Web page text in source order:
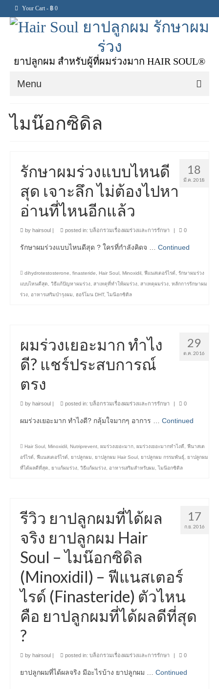
Your Cart - ฿ 0
ยาปลูกผม สำหรับผู้ที่ผมร่วงมาก HAIR SOUL®
Menu
เกี่ยวกับเรา
ข้อมูลสินค้า
รีวิวสินค้า
สมัครตัวแทน
บทความ
ติดต่อเรา-จุดจำหน่าย
ไทย
ไมน๊อกซิดิล
18
มี.ค. 2018
รักษาผมร่วงแบบไหนดี
สุด เจาะลึก ไม่ต้องไปหา
อ่านที่ไหนอีกแล้ว
by hairsoul | posted in: บล็อกรวมเรื่องผมร่วงและการรักษา | 0
รักษาผมร่วงแบบไหนดีสุด ? ใครที่กำลังคิดจ … Continued
dihydrotestosterone finasteride Hair Soul Minoxidil ฟีแนสเตอร์ไรด์
รักษาผมร่วง
แบบไหนดีสุด
วิธีแก้ปัญหาผมร่วง สาเหตุที่ทำให้ผมร่วง สาเหตุผมร่วง
หลักการรักษาผม
ร่วง
อาหารเสริมบำรุงผม ฮอร์โมน DHT,ไมน๊อกซิดิล
29
ต.ค. 2016
ผมร่วงเยอะมาก ทำไง
ดี? แชร์ประสบการณ์
ตรง
by hairsoul | posted in: บล็อกรวมเรื่องผมร่วงและการรักษา | 0
ผมร่วงเยอะมาก ทำไงดี? กลุ้มใจมากๆ อาการ … Continued
Hair Soul Minoxidil Nutriprevent ผมร่วงเยอะมาก ผมร่วงเยอะมากทำไงดี
ฟีนาสเต
อร์ไรด์
ฟีแนสเตอร์ไรด์ ยาปลูกผม ยาปลูกผม Hair Soul ยาปลูกผม กรรมพันธุ์
ยาปลูกผม
ที่ได้ผลดีที่สุด
ยาแก้ผมร่วง วิธีแก้ผมร่วง อาหารเสริมสำหรับผม ,ไมน๊อกซิดิล
17
ก.ย. 2016
รีวิว ยาปลูกผมที่ได้ผล
จริง ยาปลูกผม Hair
Soul – ไมน๊อกซิดิล
(Minoxidil) – ฟีแนสเตอร์
ไรด์ (Finasteride) ตัวไหน
คือ ยาปลูกผมที่ได้ผลดีที่สุด
?
by hairsoul | posted in: บล็อกรวมเรื่องผมร่วงและการรักษา | 0
ยาปลูกผมที่ได้ผลจริง มีอะไรบ้าง ยาปลูกผม … Continued